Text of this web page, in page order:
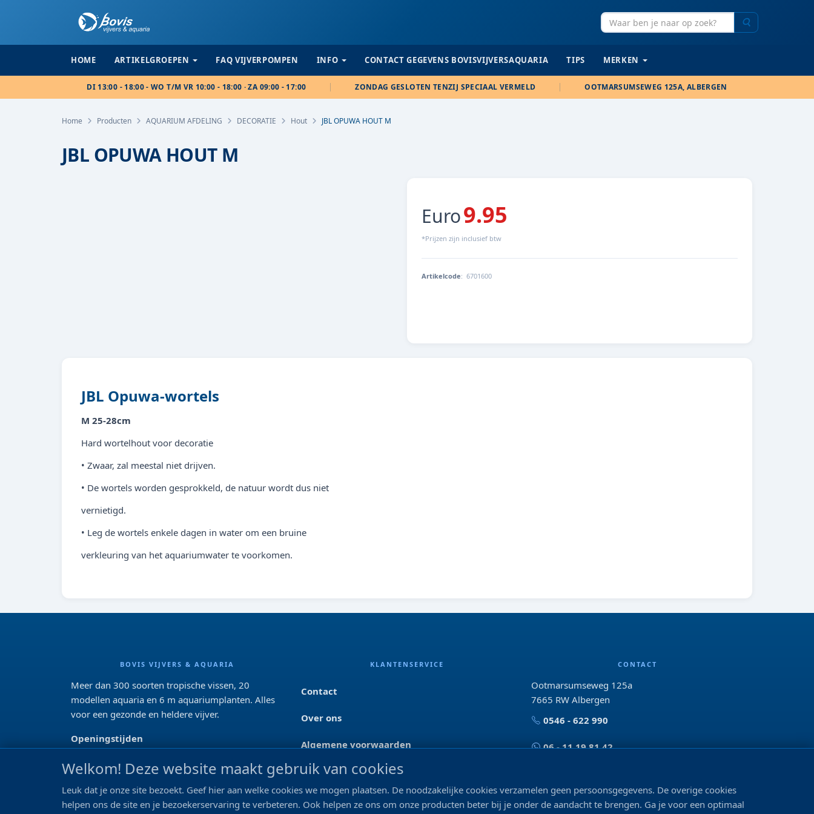
HOME ARTIKELGROEPEN FAQ VIJVERPOMPEN INFO CONTACT GEGEVENS BOVISVIJVERSAQUARIA TIPS MERKEN
DI 13:00 - 18:00 - WO T/M VR 10:00 - 18:00 · ZA 09:00 - 17:00 ZONDAG GESLOTEN TENZIJ SPECIAAL VERMELD OOTMARSUMSEWEG 125A, ALBERGEN
Home Producten AQUARIUM AFDELING DECORATIE Hout JBL OPUWA HOUT M
JBL OPUWA HOUT M
Euro9.95
*Prijzen zijn inclusief btw
Artikelcode: 6701600
JBL Opuwa-wortels
M 25-28cm
Hard wortelhout voor decoratie
• Zwaar, zal meestal niet drijven.
• De wortels worden gesprokkeld, de natuur wordt dus niet
vernietigd.
• Leg de wortels enkele dagen in water om een bruine
verkleuring van het aquariumwater te voorkomen.
BOVIS VIJVERS & AQUARIA
Meer dan 300 soorten tropische vissen, 20
modellen aquaria en 6 m aquariumplanten. Alles
voor een gezonde en heldere vijver.
Openingstijden
Za: 09:00 - 17:00
REVIEWS
KLANTENSERVICE
Contact
Over ons
Algemene voorwaarden
Privacyverklaring
Blog & tips
CONTACT
Ootmarsumseweg 125a
7665 RW Albergen
0546 - 622 990
06 - 11 19 81 42
VOLG ONS
Welkom! Deze website maakt gebruik van cookies
Leuk dat je onze site bezoekt. Geef hier aan welke cookies we mogen plaatsen. De noodzakelijke cookies verzamelen geen persoonsgegevens. De overige cookies
helpen ons de site en je bezoekerservaring te verbeteren. Ook helpen ze ons om onze producten beter bij je onder de aandacht te brengen. Ga je voor een optimaal